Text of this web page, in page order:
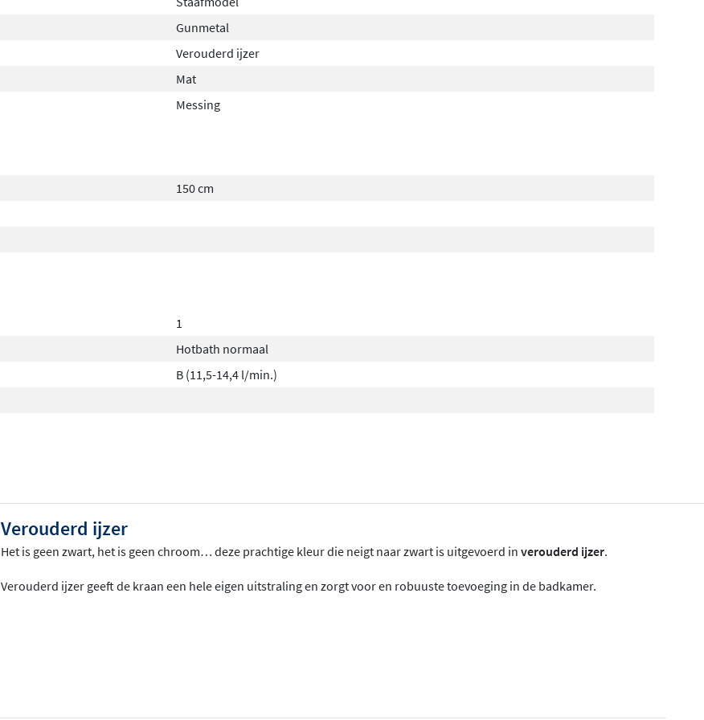
Gunmetal
Verouderd ijzer
Mat
Messing
150 cm
1
Hotbath normaal
B (11,5-14,4 l/min.)
Verouderd ijzer
Het is geen zwart, het is geen chroom… deze prachtige kleur die neigt naar zwart is uitgevoerd in verouderd ijzer.
Verouderd ijzer geeft de kraan een hele eigen uitstraling en zorgt voor en robuuste toevoeging in de badkamer.